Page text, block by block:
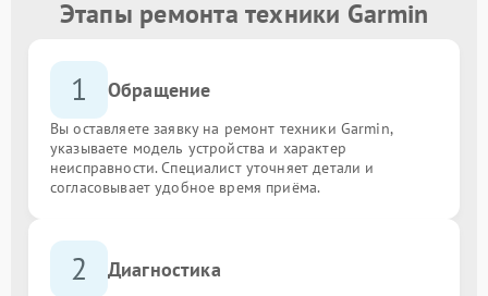
Этапы ремонта техники Garmin
1 Обращение
Вы оставляете заявку на ремонт техники Garmin,
указываете модель устройства и характер
неисправности. Специалист уточняет детали и
согласовывает удобное время приёма.
2 Диагностика